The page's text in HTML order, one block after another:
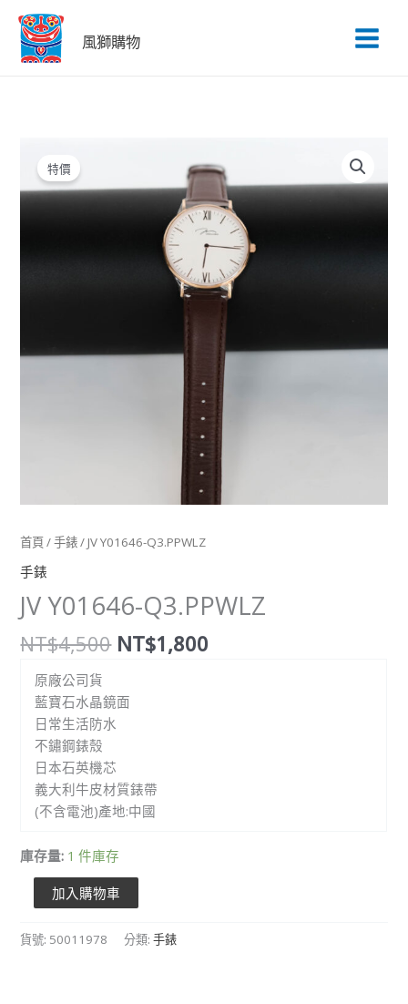
風獅購物
特價
首頁/手錶/ JV Y01646-Q3.PPWLZ
手錶
JV Y01646-Q3.PPWLZ
NT$4,500
價
格：
NT$4,500。
NT$1,800
前
價
格：
NT$1,800。
原廠公司貨
藍寶石水晶鏡面
日常生活防水
不鏽鋼錶殼
日本石英機芯
義大利牛皮材質錶帶
(不含電池)產地:中國
庫存量: 1 件庫存
Y01646-
Q3.PPWLZ
加入購物車
貨號: 50011978 分類:手錶